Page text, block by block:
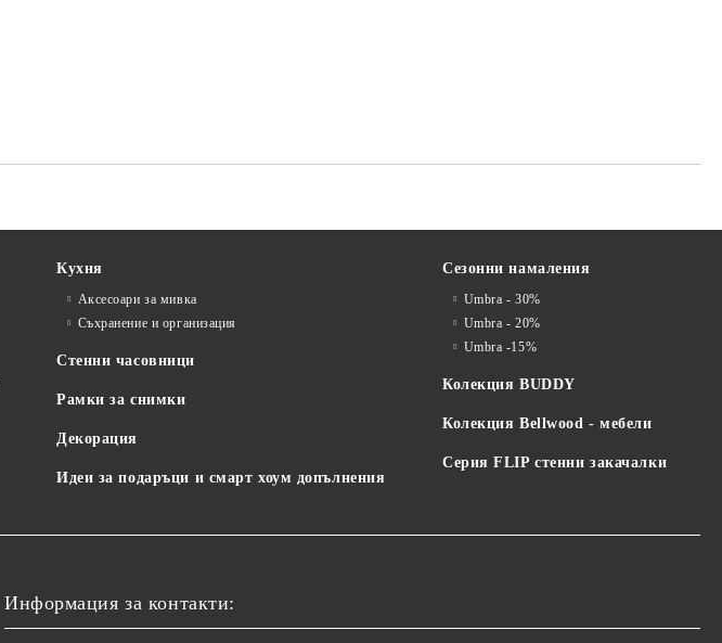
Кухня
Аксесоари за мивка
Съхранение и организация
Стенни часовници
Рамки за снимки
Декорация
Идеи за подаръци и смарт хоум допълнения
Сезонни намаления
Umbra - 30%
Umbra - 20%
Umbra -15%
Колекция BUDDY
Колекция Bellwood - мебели
Серия FLIP стенни закачалки
Информация за контакти: